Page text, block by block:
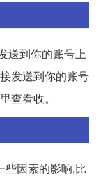
送到你的账号上
发送到你的账号
查看收。
些因素的影响,比